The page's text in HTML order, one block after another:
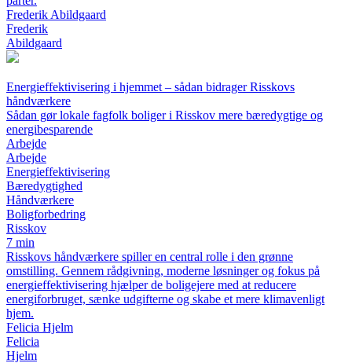
Frederik Abildgaard
Frederik
Abildgaard
Energieffektivisering i hjemmet – sådan bidrager Risskovs
håndværkere
Sådan gør lokale fagfolk boliger i Risskov mere bæredygtige og
energibesparende
Arbejde
Arbejde
Energieffektivisering
Bæredygtighed
Håndværkere
Boligforbedring
Risskov
7 min
Risskovs håndværkere spiller en central rolle i den grønne
omstilling. Gennem rådgivning, moderne løsninger og fokus på
energieffektivisering hjælper de boligejere med at reducere
energiforbruget, sænke udgifterne og skabe et mere klimavenligt
hjem.
Felicia Hjelm
Felicia
Hjelm